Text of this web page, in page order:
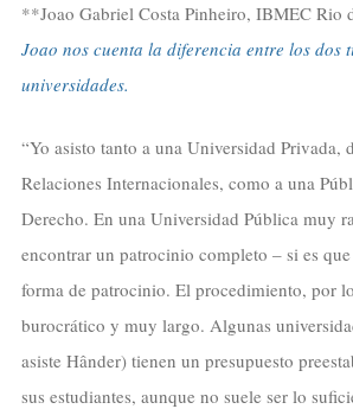
**Joao Gabriel Costa Pinheiro, IBMEC Rio
Joao nos cuenta la diferencia entre los dos
universidades.
“Yo asisto tanto a una Universidad Privada,
Relaciones Internacionales, como a una
Derecho. En una Universidad Pública muy
encontrar un patrocinio completo – si es
forma de patrocinio. El procedimiento, por
burocrático y muy largo. Algunas
asiste Hânder) tienen un presupuesto
sus estudiantes, aunque no suele ser lo